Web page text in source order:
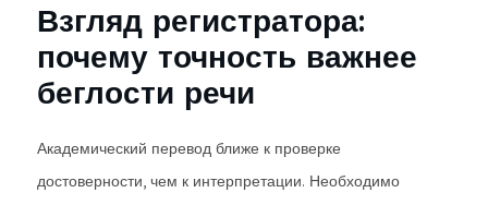
Взгляд регистратора:
почему точность важнее
беглости речи
Академический перевод ближе к проверке
достоверности, чем к интерпретации. Необходимо